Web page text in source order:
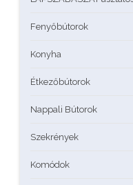
Fenyőbútorok
Konyha
Étkezőbútorok
Nappali Bútorok
Szekrények
Komódok